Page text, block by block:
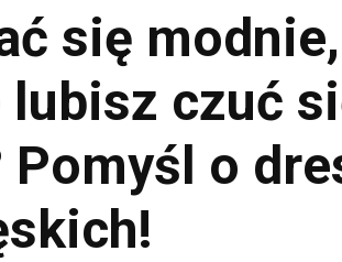
się
czuć
o